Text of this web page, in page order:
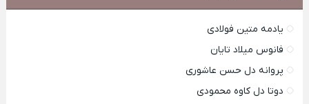
یادمه متین فولادی
فانوس میلاد تایان
پروانه دل حسن عاشوری
دوتا دل کاوه محمودی